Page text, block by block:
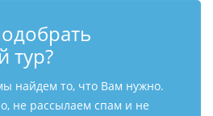
тур?
найдем то, что Вам нужно.
не рассылаем спам и не